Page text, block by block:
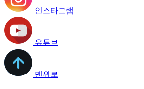
인스타그램
유튜브
맨위로